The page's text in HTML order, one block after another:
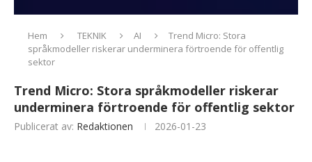
Hem TEKNIK AI
Trend Micro: Stora
språkmodeller riskerar underminera förtroende för offentlig
sektor
Trend Micro: Stora språkmodeller riskerar
underminera förtroende för offentlig sektor
Publicerat av: Redaktionen 2026-01-23